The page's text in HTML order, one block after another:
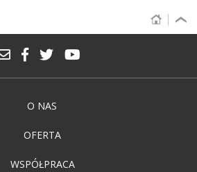
O NAS
OFERTA
WSPÓŁPRACA